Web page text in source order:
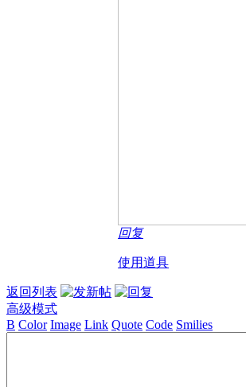
回复
使用道具
返回列表
高级模式
B Color Image Link Quote Code Smilies